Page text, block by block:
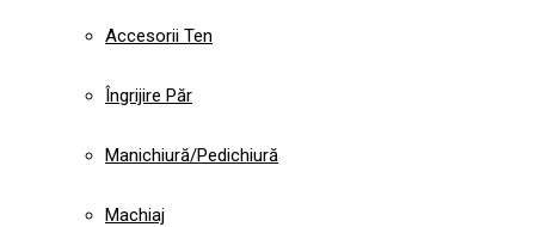
Accesorii Ten
Îngrijire Păr
Manichiură/Pedichiură
Machiaj